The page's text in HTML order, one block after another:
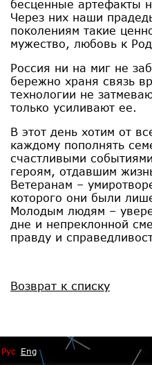
бесценные артефакты
Через них наши
поколениям такие
мужество, любовь к
Россия ни на миг не
бережно храня связь
технологии не
только усиливают ее.
В этот день хотим от
каждому пополнять
счастливыми
героям, отдавшим
Ветеранам –
которого они были
Молодым людям –
дне и непреклонной
правду и
Возврат к списку
Рус Eng